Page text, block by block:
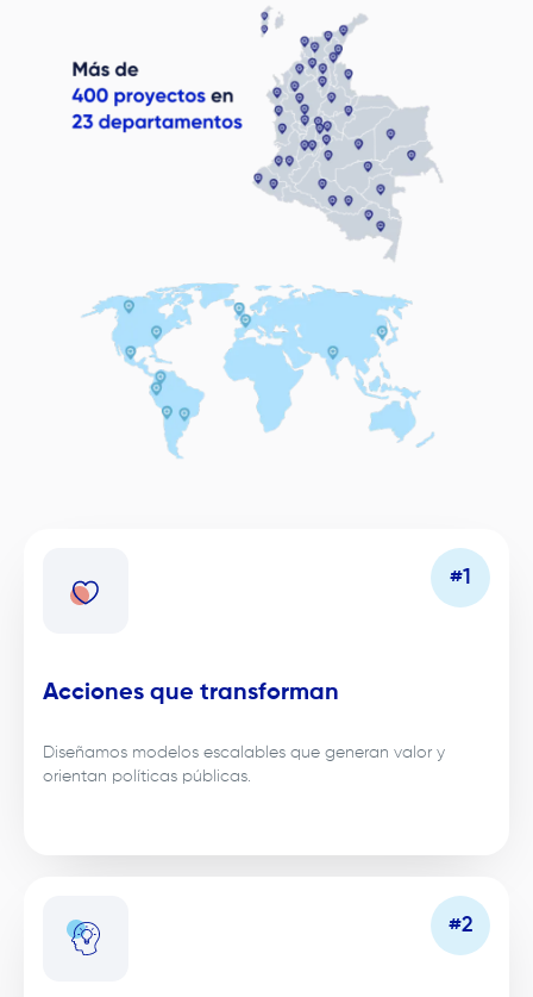
Acciones que transforman
Diseñamos modelos escalables que generan valor y
orientan políticas públicas.